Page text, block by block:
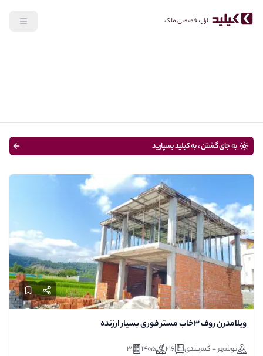
بازار تخصصی ملک جستجو
به جای گشتن ، به کیلید بسپارید
ویلامدرن روف ۳خاب مستر فوری بسیار ارزنده
نوشهر - کمربندی 216
1405
3